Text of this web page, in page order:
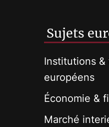
Sujets
Institutions &
européens
Économie &
Marché